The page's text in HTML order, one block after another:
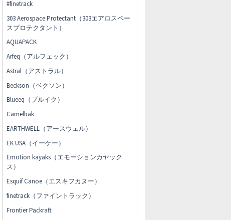
#finetrack
303 Aerospace Protectant（303エアロスペー
スプロテクタント）
AQUAPACK
Arfeq（アルフェック）
Astral（アストラル）
Beckson（ベクソン）
Blueeq（ブルイク）
Camelbak
EARTHWELL（アースウェル）
EK USA（イーケー）
Emotion kayaks（エモーションカヤック
ス）
Esquif Canoe（エスキフカヌー）
finetrack（ファイントラック）
Frontier Packraft